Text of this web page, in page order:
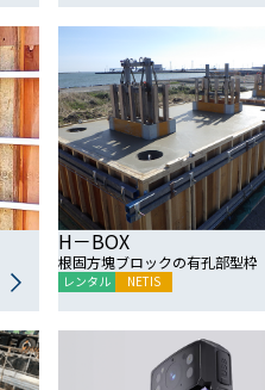
H－BOX
根固方塊ブロックの有孔部型枠
レンタル NETIS